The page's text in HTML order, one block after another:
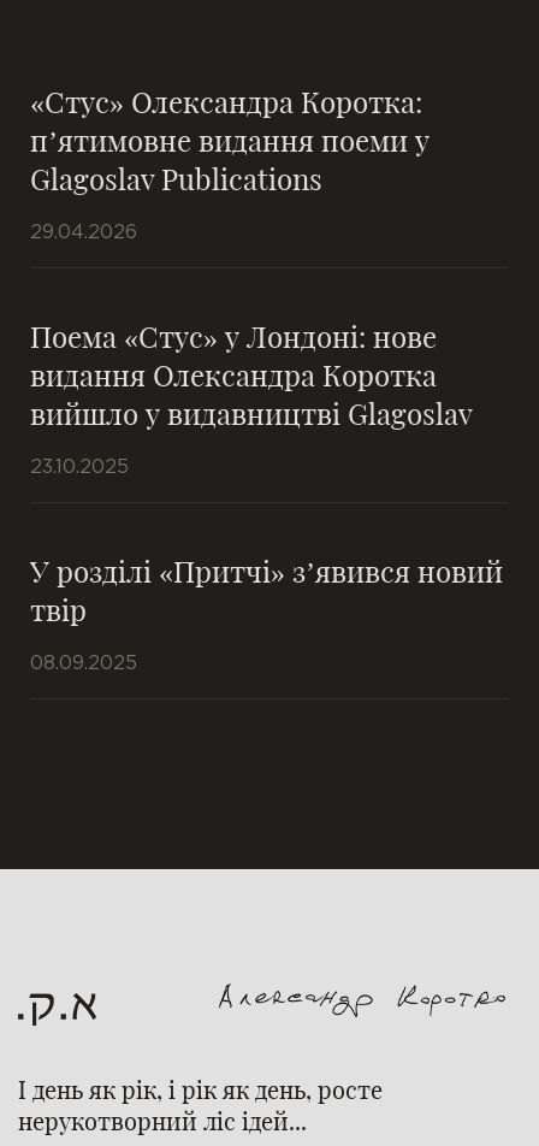
«Стус» Олександра Коротка:
п’ятимовне видання поеми у
Glagoslav Publications
29.04.2026
Поема «Стус» у Лондоні: нове
видання Олександра Коротка
вийшло у видавництві Glagoslav
23.10.2025
У розділі «Притчі» з’явився новий
твір
08.09.2025
І день як рік, і рік як день, росте
нерукотворний ліс ідей...